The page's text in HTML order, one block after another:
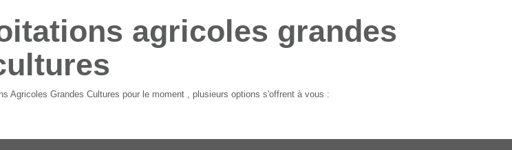
agricoles grandes
Agricoles Grandes Cultures pour le moment , plusieurs options s'offrent à vous :